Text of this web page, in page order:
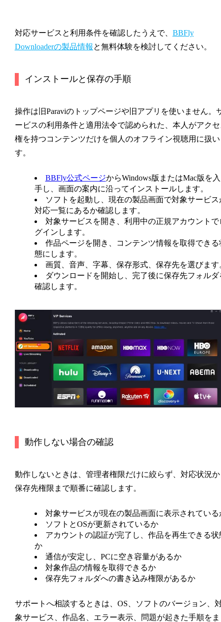
対応サービスと利用条件を確認したうえで、 BBFly
Downloaderの製品情報 と無料体験を検討してください。
インストールと保存の手順
操作は旧Paraviのトップページや旧アプリを使いません。
ービスの利用条件と適用法令で認められた、本人がアク
権を持つコンテンツだけを個人のオフライン視聴用に扱
す。
BBFly公式ページからWindows版またはMac版を入
手し、画面の案内に沿ってインストールします。
ソフトを起動し、現在の製品画面で対象サービス
対応一覧にあるか確認します。
対象サービスを開き、利用中の正規アカウントで
グインします。
作品ページを開き、コンテンツ情報を取得できる
態にします。
画質、音声、字幕、保存形式、保存先を選びます
ダウンロードを開始し、完了後に保存先フォルダ
確認します。
動作しない場合の確認
動作しないときは、管理者権限だけに絞らず、対応状況
保存先権限まで順番に確認します。
対象サービスが現在の製品画面に表示されている
ソフトとOSが更新されているか
アカウントの認証が完了し、作品を再生できる状
か
通信が安定し、PCに空き容量があるか
対象作品の情報を取得できるか
保存先フォルダへの書き込み権限があるか
サポートへ相談するときは、OS、ソフトのバージョン、
象サービス、作品名、エラー表示、問題が起きた手順を